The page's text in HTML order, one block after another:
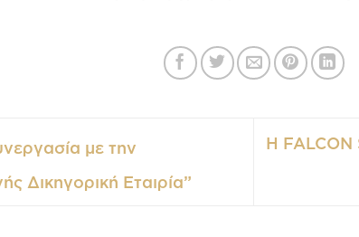
με την
Δικηγορική Εταιρία”
Η FALCON